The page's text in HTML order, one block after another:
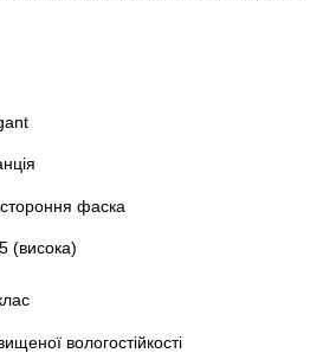
фаска
(висока)
вологостійкості